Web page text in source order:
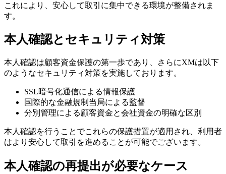
これにより、安心して取引に集中できる環境が整備されま
す。
本人確認とセキュリティ対策
本人確認は顧客資金保護の第一歩であり、さらにXMは以下
のようなセキュリティ対策を実施しております。
SSL暗号化通信による情報保護
国際的な金融規制当局による監督
分別管理による顧客資金と会社資金の明確な区別
本人確認を行うことでこれらの保護措置が適用され、利用者
はより安心して取引を進めることが可能でございます。
本人確認の再提出が必要なケース